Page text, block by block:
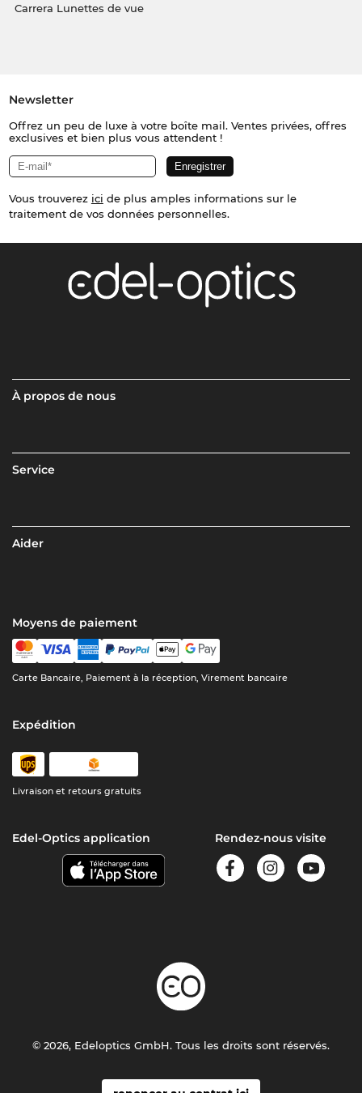
Carrera Lunettes de vue
Newsletter
Offrez un peu de luxe à votre boîte mail. Ventes privées, offres
exclusives et bien plus vous attendent !
Vous trouverez ici de plus amples informations sur le
traitement de vos données personnelles.
À propos de nous
Service
Aider
Moyens de paiement
Carte Bancaire, Paiement à la réception, Virement bancaire
Expédition
Livraison et retours gratuits
Edel-Optics application Rendez-nous visite
© 2026, Edeloptics GmbH. Tous les droits sont réservés.